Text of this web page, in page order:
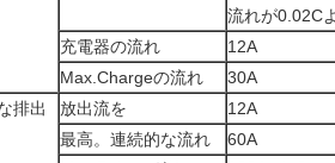
流れが0.02C
充電器の流れ
12A
Max.Chargeの流れ
30A
排出
放出流を
12A
最高。連続的な流れ
60A